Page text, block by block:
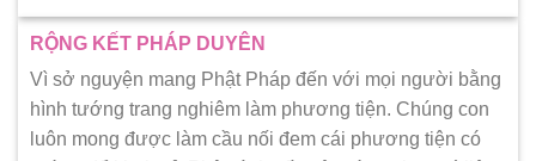
RỘNG KẾT PHÁP DUYÊN
Vì sở nguyện mang Phật Pháp đến với mọi người bằng
hình tướng trang nghiêm làm phương tiện. Chúng con
luôn mong được làm cầu nối đem cái phương tiện có